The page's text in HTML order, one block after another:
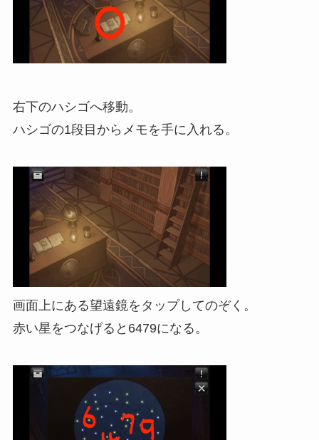
右下のハシゴへ移動。
ハシゴの1段目からメモを手に入れる。
画面上にある望遠鏡をタップしてのぞく。
赤い星をつなげると6479になる。